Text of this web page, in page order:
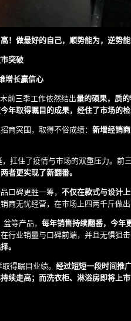
！ 做最好的自己，顺势能为，逆势能
突破
增长赢信心
前三季工作依然结出量的硕果，质
年取得瞩目的成果，经住了市场的检
商突围，取得不俗成绩： 新增经销
扛住了疫情与市场的双重压力。前三
者更实现了新翻番。
口碑更胜一筹， 不仅在款式与设计
商无忧经营，在市场上四两千斤做出
等产品， 每年销售持续翻番，今年
行业销量与口碑前端，并且无惧狙击
。
得瞩目业绩。 经过短短一段时间推
续走高；而洗衣柜、淋浴房即将上市